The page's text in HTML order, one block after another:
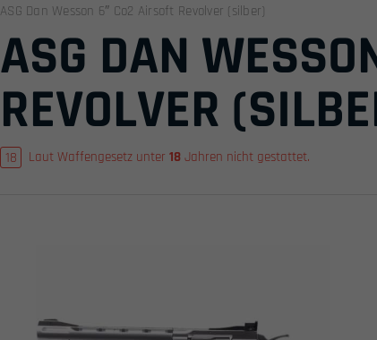
ASG Dan Wesson 6″ Co2 Airsoft Revolver (silber)
ASG DAN
REVOLVER
Laut Waffengesetz unter 18 Jahren nicht gestattet.